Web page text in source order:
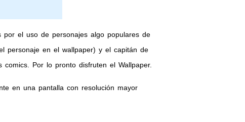
por el uso de personajes algo populares de
personaje en el wallpaper) y el capitán de
comics. Por lo pronto disfruten el Wallpaper.
en una pantalla con resolución mayor